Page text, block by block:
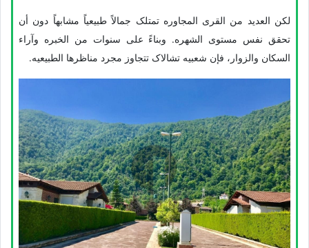
لکن العدید من القرى المجاوره تمتلک جمالاً طبیعیاً مشابهاً دون أن
تحقق نفس مستوى الشهره. وبناءً على سنوات من الخبره وآراء
السکان والزوار، فإن شعبیه تشالاک تتجاوز مجرد مناظرها الطبیعیه.